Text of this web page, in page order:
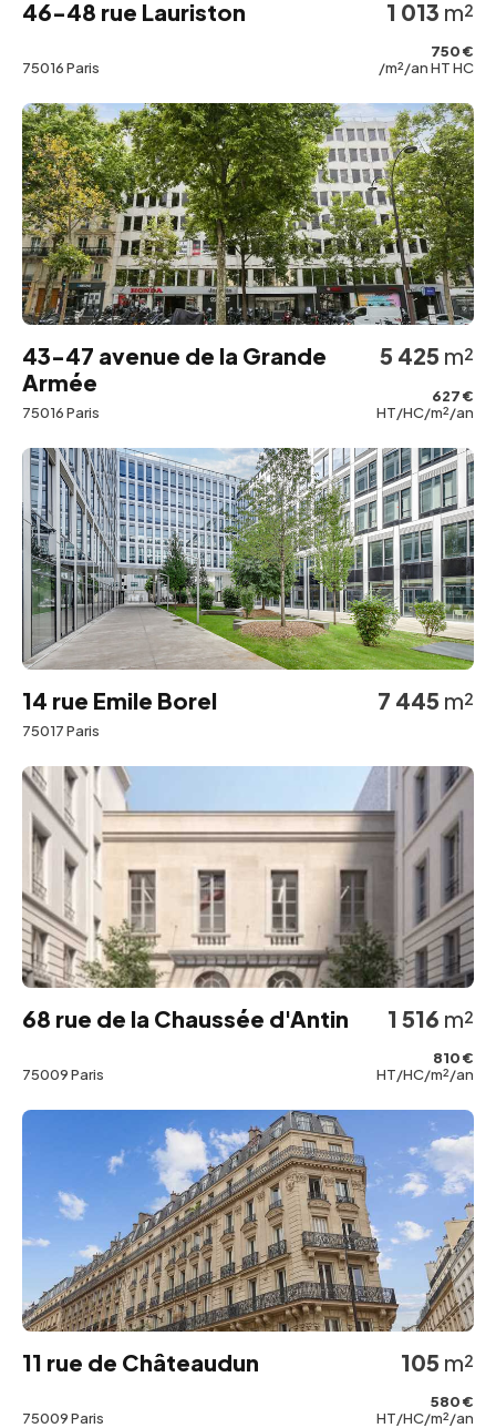
46-48 rue Lauriston
75016 Paris
1 013 m²
750 €
/m²/an HT HC
43-47 avenue de la Grande
Armée
75016 Paris
5 425 m²
627 €
HT/HC/m²/an
14 rue Emile Borel
75017 Paris
7 445 m²
68 rue de la Chaussée d'Antin
75009 Paris
1 516 m²
810 €
HT/HC/m²/an
11 rue de Châteaudun
75009 Paris
105 m²
580 €
HT/HC/m²/an